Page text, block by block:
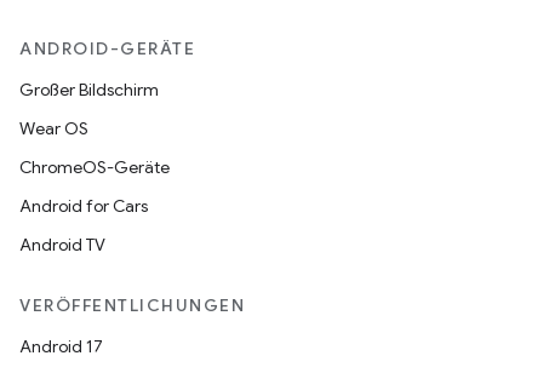
ANDROID-GERÄTE
Großer Bildschirm
Wear OS
ChromeOS-Geräte
Android for Cars
Android TV
VERÖFFENTLICHUNGEN
Android 17